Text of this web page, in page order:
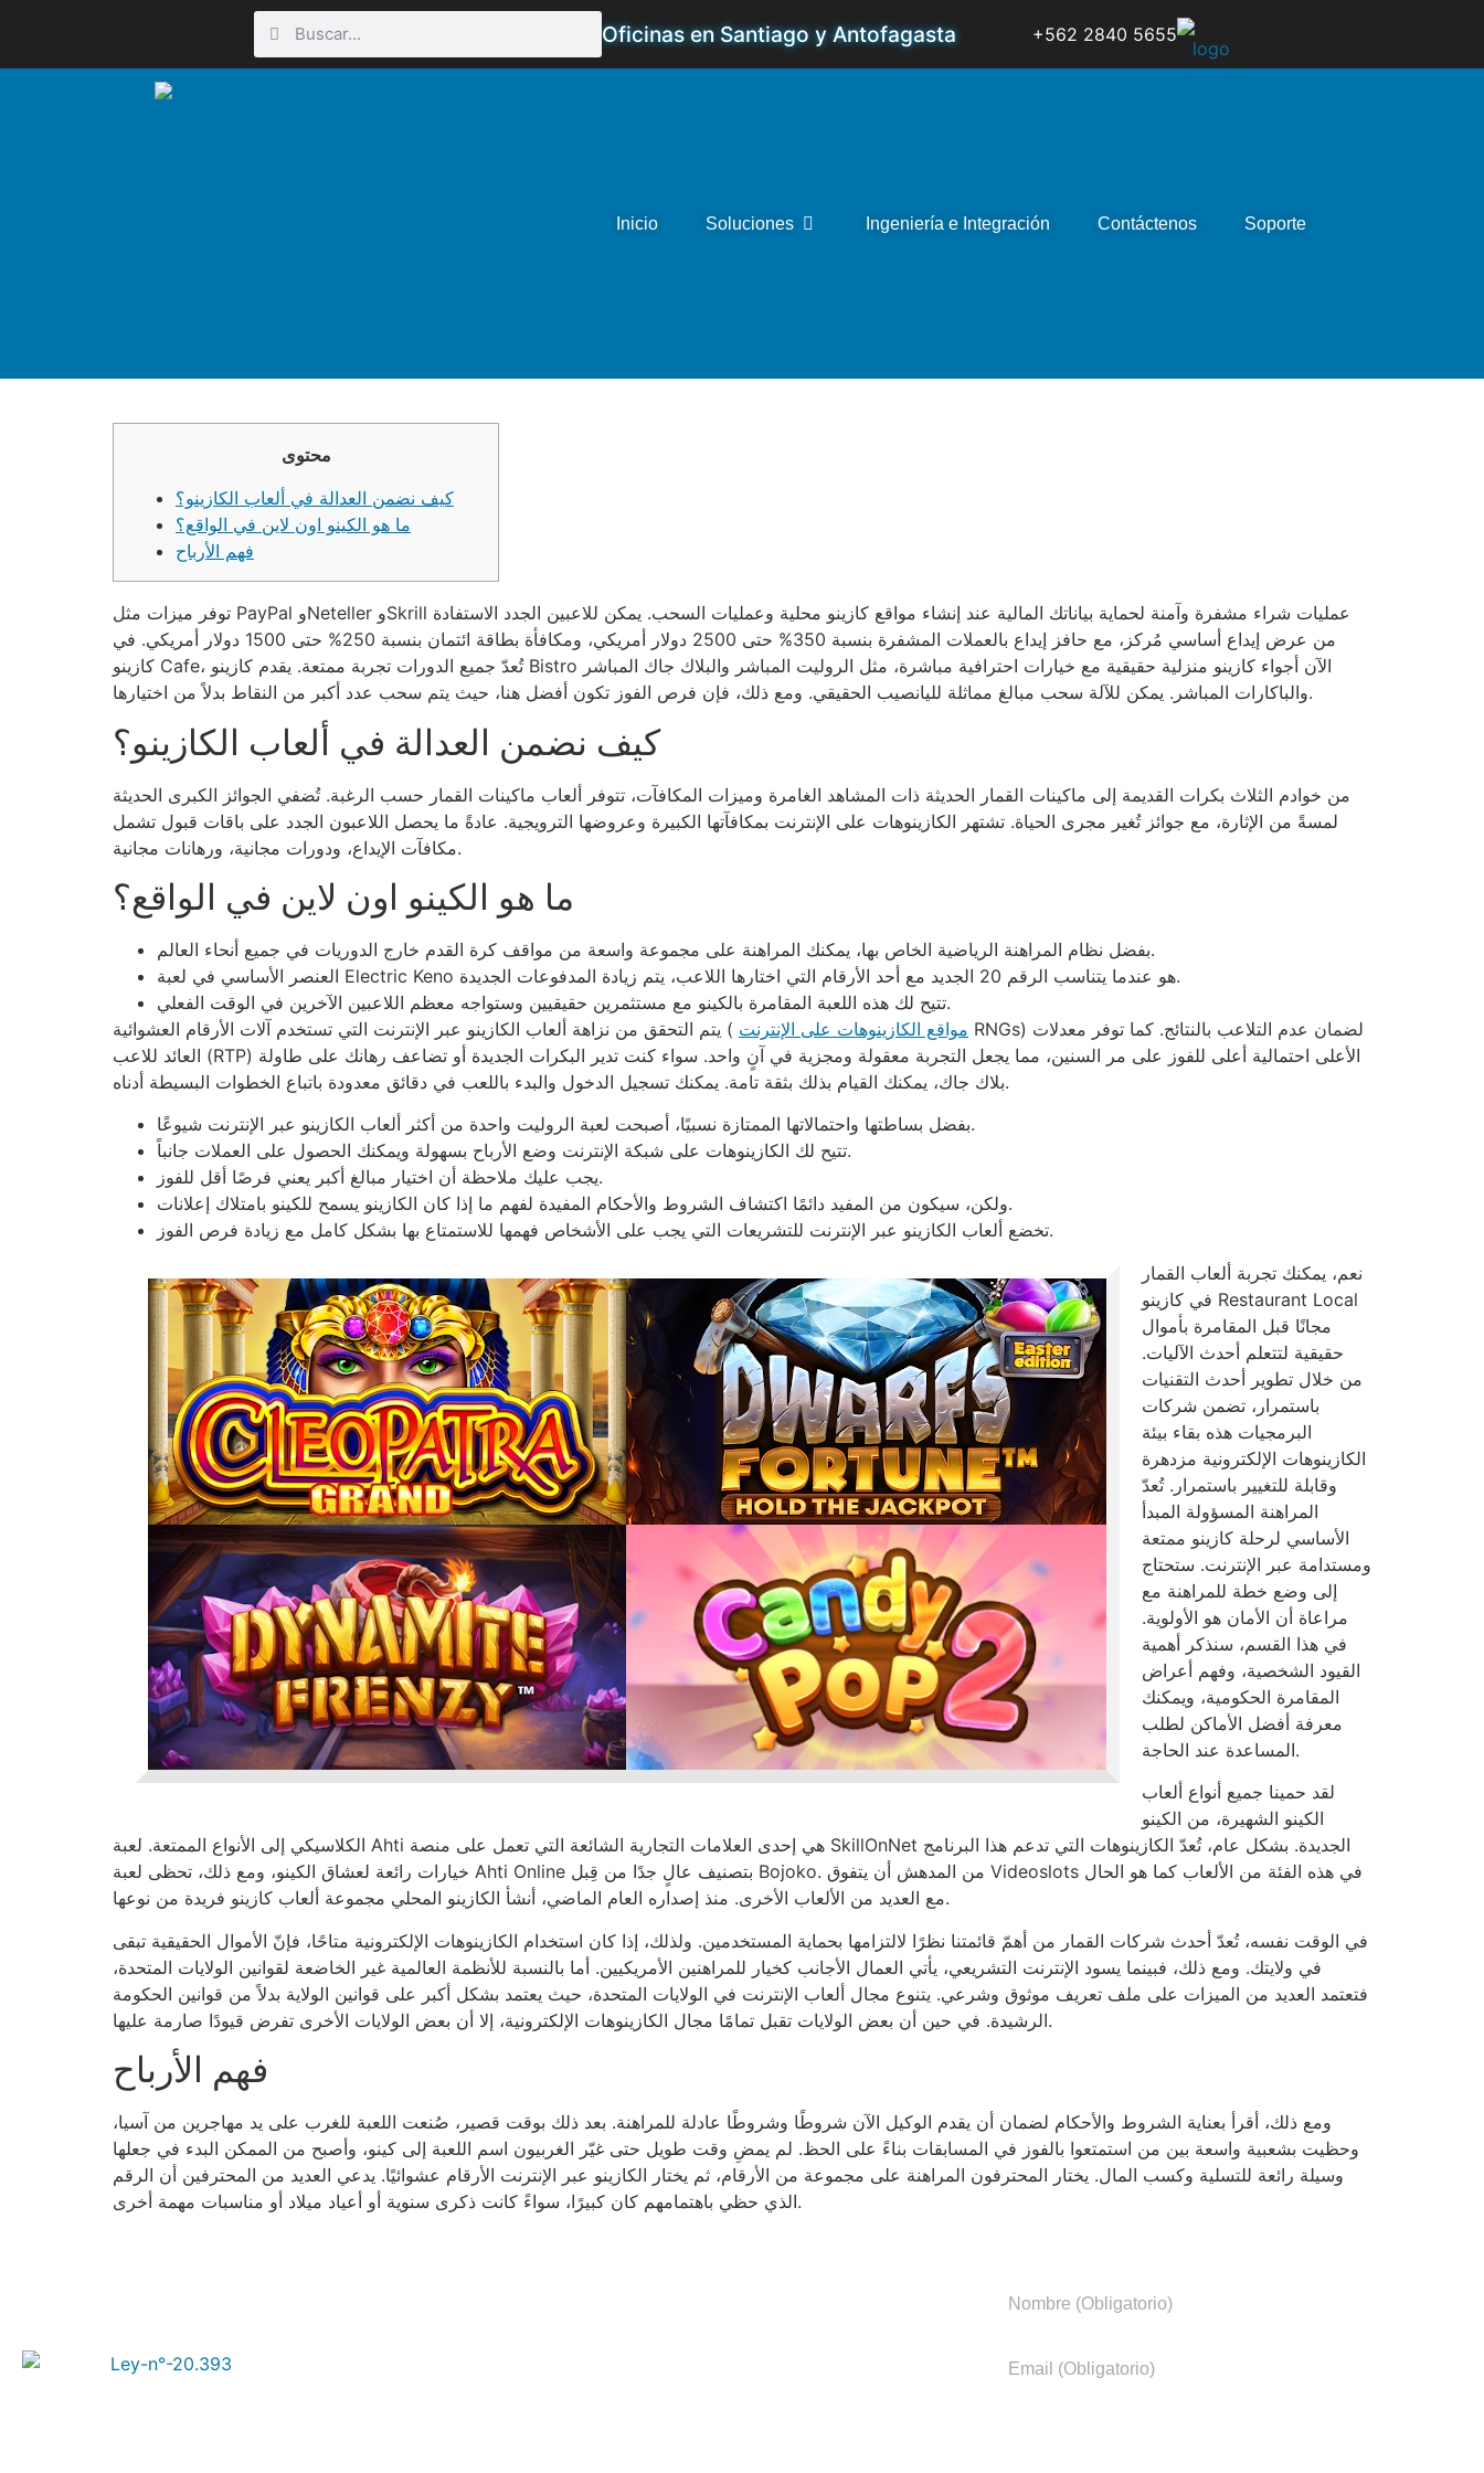
Oficinas en Santiago y Antofagasta +562 2840 5655
Inicio Soluciones Ingeniería e Integración Contáctenos Soporte
محتوى
كيف نضمن العدالة في ألعاب الكازينو؟
ما هو الكينو اون لاين في الواقع؟
فهم الأرباح
توفر ميزات مثل PayPal وNeteller وSkrill عمليات شراء مشفرة وآمنة لحماية بياناتك المالية عند إنشاء مواقع كازينو محلية وعمليات السحب. يمكن للاعبين الجدد الاستفادة
من عرض إيداع أساسي مُركز، مع حافز إيداع بالعملات المشفرة بنسبة 350% حتى 2500 دولار أمريكي، ومكافأة بطاقة ائتمان بنسبة 250% حتى 1500 دولار أمريكي. في
كازينو Cafe، تُعدّ جميع الدورات تجربة ممتعة. يقدم كازينو Bistro الآن أجواء كازينو منزلية حقيقية مع خيارات احترافية مباشرة، مثل الروليت المباشر والبلاك جاك المباشر
والباكارات المباشر.يمكن للآلة سحب مبالغ مماثلة لليانصيب الحقيقي. ومع ذلك، فإن فرص الفوز تكون أفضل هنا، حيث يتم سحب عدد أكبر من النقاط بدلاً من اختيارها.
كيف نضمن العدالة في ألعاب الكازينو؟
من خوادم الثلاث بكرات القديمة إلى ماكينات القمار الحديثة ذات المشاهد الغامرة وميزات المكافآت، تتوفر ألعاب ماكينات القمار حسب الرغبة. تُضفي الجوائز الكبرى الحديثة
لمسةً من الإثارة، مع جوائز تُغير مجرى الحياة. تشتهر الكازينوهات على الإنترنت بمكافآتها الكبيرة وعروضها الترويجية. عادةً ما يحصل اللاعبون الجدد على باقات قبول تشمل
مكافآت الإيداع، ودورات مجانية، ورهانات مجانية.
ما هو الكينو اون لاين في الواقع؟
بفضل نظام المراهنة الرياضية الخاص بها، يمكنك المراهنة على مجموعة واسعة من مواقف كرة القدم خارج الدوريات في جميع أنحاء العالم.
العنصر الأساسي في لعبة Electric Keno هو عندما يتناسب الرقم 20 الجديد مع أحد الأرقام التي اختارها اللاعب، يتم زيادة المدفوعات الجديدة.
تتيح لك هذه اللعبة المقامرة بالكينو مع مستثمرين حقيقيين وستواجه معظم اللاعبين الآخرين في الوقت الفعلي.
يتم التحقق من نزاهة ألعاب الكازينو عبر الإنترنت التي تستخدم آلات الأرقام العشوائية ( مواقع الكازينوهات على الإنترنت RNGs) لضمان عدم التلاعب بالنتائج. كما توفر معدلات
العائد للاعب (RTP) الأعلى احتمالية أعلى للفوز على مر السنين، مما يجعل التجربة معقولة ومجزية في آنٍ واحد. سواء كنت تدير البكرات الجديدة أو تضاعف رهانك على طاولة
بلاك جاك، يمكنك القيام بذلك بثقة تامة. يمكنك تسجيل الدخول والبدء باللعب في دقائق معدودة باتباع الخطوات البسيطة أدناه.
بفضل بساطتها واحتمالاتها الممتازة نسبيًا، أصبحت لعبة الروليت واحدة من أكثر ألعاب الكازينو عبر الإنترنت شيوعًا.
تتيح لك الكازينوهات على شبكة الإنترنت وضع الأرباح بسهولة ويمكنك الحصول على العملات جانباً.
يجب عليك ملاحظة أن اختيار مبالغ أكبر يعني فرصًا أقل للفوز.
ولكن، سيكون من المفيد دائمًا اكتشاف الشروط والأحكام المفيدة لفهم ما إذا كان الكازينو يسمح للكينو بامتلاك إعلانات.
تخضع ألعاب الكازينو عبر الإنترنت للتشريعات التي يجب على الأشخاص فهمها للاستمتاع بها بشكل كامل مع زيادة فرص الفوز.
نعم، يمكنك تجربة ألعاب القمار
في كازينو Restaurant Local
مجانًا قبل المقامرة بأموال
حقيقية لتتعلم أحدث الآليات.
من خلال تطوير أحدث التقنيات
باستمرار، تضمن شركات
البرمجيات هذه بقاء بيئة
الكازينوهات الإلكترونية مزدهرة
وقابلة للتغيير باستمرار. تُعدّ
المراهنة المسؤولة المبدأ
الأساسي لرحلة كازينو ممتعة
ومستدامة عبر الإنترنت. ستحتاج
إلى وضع خطة للمراهنة مع
مراعاة أن الأمان هو الأولوية.
في هذا القسم، سنذكر أهمية
القيود الشخصية، وفهم أعراض
المقامرة الحكومية، ويمكنك
معرفة أفضل الأماكن لطلب
المساعدة عند الحاجة.
لقد حمينا جميع أنواع ألعاب
الكينو الشهيرة، من الكينو
الكلاسيكي إلى الأنواع الممتعة. لعبة Ahti هي إحدى العلامات التجارية الشائعة التي تعمل على منصة SkillOnNet الجديدة. بشكل عام، تُعدّ الكازينوهات التي تدعم هذا البرنامج
خيارات رائعة لعشاق الكينو، ومع ذلك، تحظى لعبة Ahti Online بتصنيف عالٍ جدًا من قِبل Bojoko. من المدهش أن يتفوق Videoslots في هذه الفئة من الألعاب كما هو الحال
مع العديد من الألعاب الأخرى. منذ إصداره العام الماضي، أنشأ الكازينو المحلي مجموعة ألعاب كازينو فريدة من نوعها.
في الوقت نفسه، تُعدّ أحدث شركات القمار من أهمّ قائمتنا نظرًا لالتزامها بحماية المستخدمين. ولذلك، إذا كان استخدام الكازينوهات الإلكترونية متاحًا، فإنّ الأموال الحقيقية تبقى
في ولايتك. ومع ذلك، فبينما يسود الإنترنت التشريعي، يأتي العمال الأجانب كخيار للمراهنين الأمريكيين. أما بالنسبة للأنظمة العالمية غير الخاضعة لقوانين الولايات المتحدة،
فتعتمد العديد من الميزات على ملف تعريف موثوق وشرعي. يتنوع مجال ألعاب الإنترنت في الولايات المتحدة، حيث يعتمد بشكل أكبر على قوانين الولاية بدلاً من قوانين الحكومة
الرشيدة. في حين أن بعض الولايات تقبل تمامًا مجال الكازينوهات الإلكترونية، إلا أن بعض الولايات الأخرى تفرض قيودًا صارمة عليها.
فهم الأرباح
ومع ذلك، أقرأ بعناية الشروط والأحكام لضمان أن يقدم الوكيل الآن شروطًا وشروطًا عادلة للمراهنة. بعد ذلك بوقت قصير، صُنعت اللعبة للغرب على يد مهاجرين من آسيا،
وحظيت بشعبية واسعة بين من استمتعوا بالفوز في المسابقات بناءً على الحظ. لم يمضِ وقت طويل حتى غيّر الغربيون اسم اللعبة إلى كينو، وأصبح من الممكن البدء في جعلها
وسيلة رائعة للتسلية وكسب المال. يختار المحترفون المراهنة على مجموعة من الأرقام، ثم يختار الكازينو عبر الإنترنت الأرقام عشوائيًا. يدعي العديد من المحترفين أن الرقم
الذي حظي باهتمامهم كان كبيرًا، سواءً كانت ذكرى سنوية أو أعياد ميلاد أو مناسبات مهمة أخرى.